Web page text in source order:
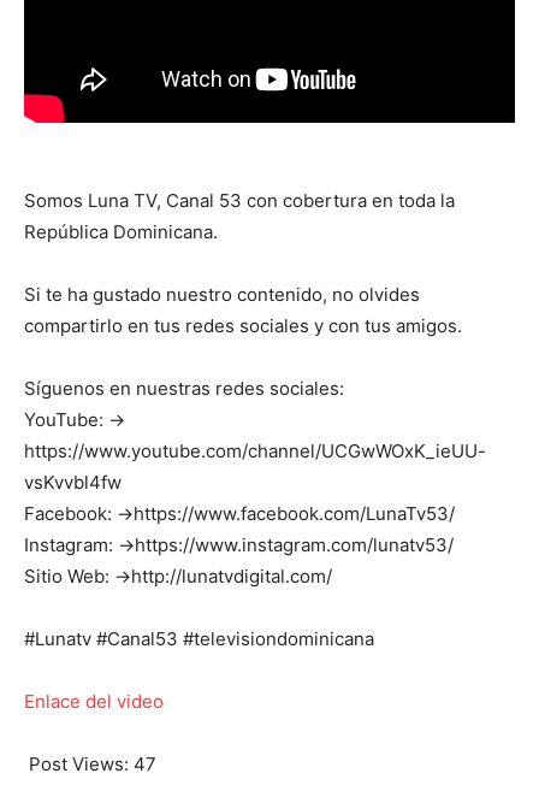
Somos Luna TV, Canal 53 con cobertura en toda la
República Dominicana.
Si te ha gustado nuestro contenido, no olvides
compartirlo en tus redes sociales y con tus amigos.
Síguenos en nuestras redes sociales:
YouTube: →
https://www.youtube.com/channel/UCGwWOxK_ieUU-
vsKvvbl4fw
Facebook: →https://www.facebook.com/LunaTv53/
Instagram: →https://www.instagram.com/lunatv53/
Sitio Web: →http://lunatvdigital.com/
#Lunatv #Canal53 #televisiondominicana
Enlace del video
Post Views: 47